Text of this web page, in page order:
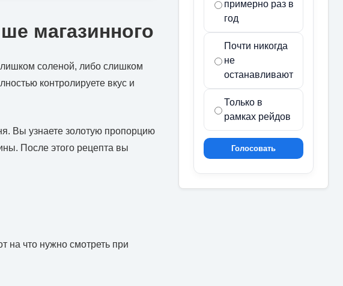
магазинного
соленой, либо слишком
контролируете вкус и
Вы узнаете золотую пропорцию
После этого рецепта вы
на что нужно смотреть при
примерно раз в
год
Почти никогда
не
останавливают
Только в
рамках рейдов
Голосовать